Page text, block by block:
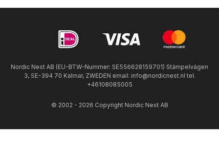
Nordic Nest AB (EU-BTW-Nummer: SE556628159701) Stämpelvägen
3, SE-394 70 Kalmar, ZWEDEN email: info@nordicnest.nl tel.
+46108085005
© 2002 - 2026 Copyright Nordic Nest AB